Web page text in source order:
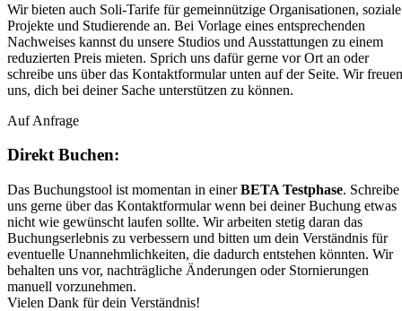
Wir bieten auch Soli-Tarife für gemeinnützige Organisationen, soziale
Projekte und Studierende an. Bei Vorlage eines entsprechenden
Nachweises kannst du unsere Studios und Ausstattungen zu einem
reduzierten Preis mieten. Sprich uns dafür gerne vor Ort an oder
schreibe uns über das Kontaktformular unten auf der Seite. Wir freuen
uns, dich bei deiner Sache unterstützen zu können.
Auf Anfrage
Direkt Buchen:
Das Buchungstool ist momentan in einerBETA Testphase. Schreibe
uns gerne über das Kontaktformular wenn bei deiner Buchung etwas
nicht wie gewünscht laufen sollte. Wir arbeiten stetig daran das
Buchungserlebnis zu verbessern und bitten um dein Verständnis für
eventuelle Unannehmlichkeiten, die dadurch entstehen könnten. Wir
behalten uns vor, nachträgliche Änderungen oder Stornierungen
manuell vorzunehmen.
Vielen Dank für dein Verständnis!